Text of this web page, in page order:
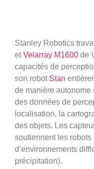
Stanley Robotics
etVelarray M1600 de
capacités de
son robot Stan
de manière autonome
des données de
localisation, la
des objets. Les
soutiennent les robots
d’environnements
précipitation).